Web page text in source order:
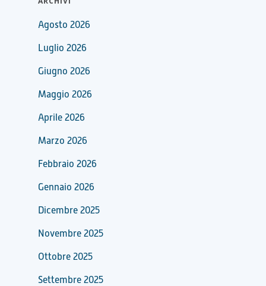
Agosto 2026
Luglio 2026
Giugno 2026
Maggio 2026
Aprile 2026
Marzo 2026
Febbraio 2026
Gennaio 2026
Dicembre 2025
Novembre 2025
Ottobre 2025
Settembre 2025